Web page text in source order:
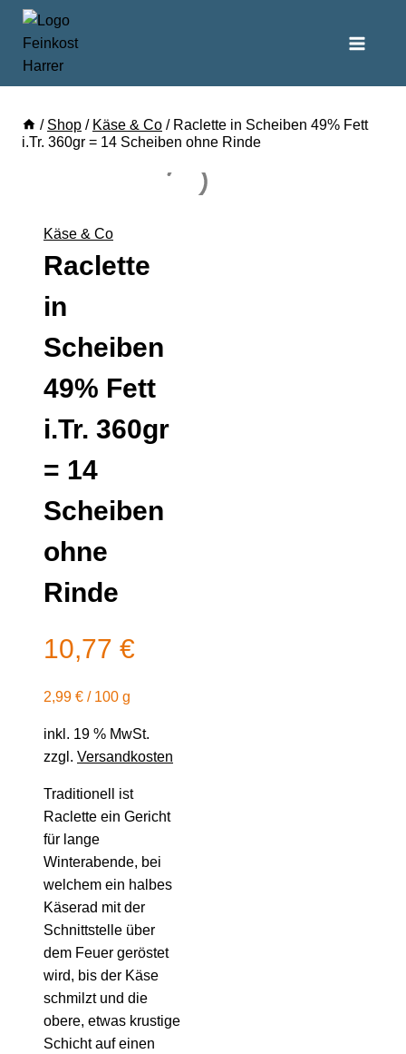
/ Shop / Käse & Co / Raclette in Scheiben 49% Fett
i.Tr. 360gr = 14 Scheiben ohne Rinde
Käse & Co
Raclette
in
Scheiben
49% Fett
i.Tr. 360gr
= 14
Scheiben
ohne
Rinde
10,77 €
2,99 € / 100 g
inkl. 19 % MwSt.
zzgl. Versandkosten
Traditionell ist
Raclette ein Gericht
für lange
Winterabende, bei
welchem ein halbes
Käserad mit der
Schnittstelle über
dem Feuer geröstet
wird, bis der Käse
schmilzt und die
obere, etwas krustige
Schicht auf einen